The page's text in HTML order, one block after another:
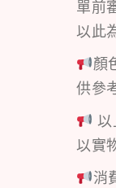
單前
以此
顏
供參
以
以實
消